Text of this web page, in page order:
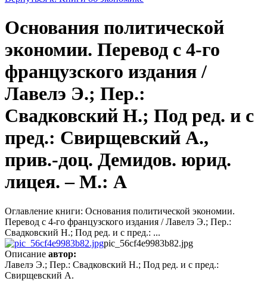
Основания политической
экономии. Перевод с 4-го
французского издания /
Лавелэ Э.; Пер.:
Свадковский Н.; Под ред. и с
пред.: Свирщевский А.,
прив.-доц. Демидов. юрид.
лицея. – М.: А
Оглавление книги: Основания политической экономии.
Перевод с 4-го французского издания / Лавелэ Э.; Пер.:
Свадковский Н.; Под ред. и с пред.: ...
pic_56cf4e9983b82.jpg
Описание автор:
Лавелэ Э.; Пер.: Свадковский Н.; Под ред. и с пред.:
Свирщевский А.